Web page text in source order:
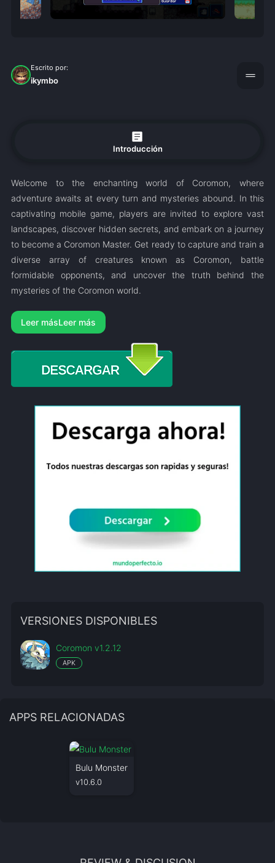
Escrito por:
ikymbo drag_handle
article
Introducción
Welcome to the enchanting world of Coromon, where
adventure awaits at every turn and mysteries abound. In this
captivating mobile game, players are invited to explore vast
landscapes, discover hidden secrets, and embark on a journey
to become a Coromon Master. Get ready to capture and train a
diverse array of creatures known as Coromon, battle
formidable opponents, and uncover the truth behind the
mysteries of the Coromon world.
Leer más
VERSIONES DISPONIBLES
Coromon v1.2.12
APK
APPS RELACIONADAS
Bulu Monster
v10.6.0